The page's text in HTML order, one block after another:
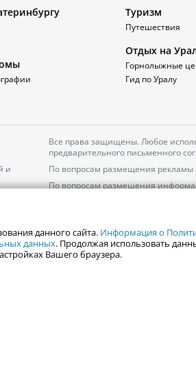
Туризм
Путешествия
Отдых на
Горнолыжные
Гид по Уралу
и
Все права защищены. Любое
предварительного письменного
По вопросам размещения рекламы
По вопросам размещения
данного сайта. Информация о
данных. Продолжая использовать
Вашего браузера.